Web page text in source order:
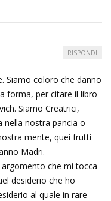
Siamo coloro che danno
forma, per citare il libro
Siamo Creatrici,
nella nostra pancia o
mente, quei frutti
Madri.
che mi tocca
desiderio che ho
al quale in rare
RISPONDI